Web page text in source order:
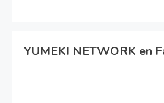
YUMEKI NETWORK en